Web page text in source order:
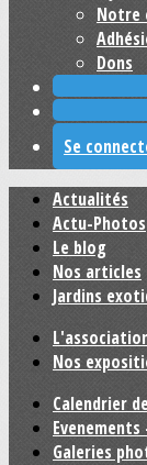
Notre
Dons
Se
Actualités
Actu-Photos
Le blog
Nos articles
Jardins
Nos
Calendrier
Galeries